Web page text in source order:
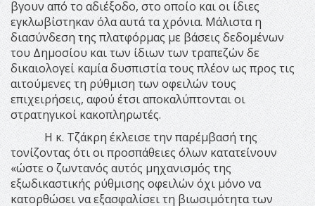
βγουν από το αδιέξοδο, στο οποίο και οι ίδιες
εγκλωβίστηκαν όλα αυτά τα χρόνια. Μάλιστα η
διασύνδεση της πλατφόρμας με βάσεις δεδομένων
του Δημοσίου και των ίδιων των τραπεζών δε
δικαιολογεί καμία δυσπιστία τους πλέον ως προς τις
αιτούμενες τη ρύθμιση των οφειλών τους
επιχειρήσεις, αφού έτσι αποκαλύπτονται οι
στρατηγικοί κακοπληρωτές.
Η κ. Τζάκρη έκλεισε την παρέμβασή της
τονίζοντας ότι οι προσπάθειες όλων κατατείνουν
«ώστε ο ζωντανός αυτός μηχανισμός της
εξωδικαστικής ρύθμισης οφειλών όχι μόνο να
κατορθώσει να εξασφαλίσει τη βιωσιμότητα των